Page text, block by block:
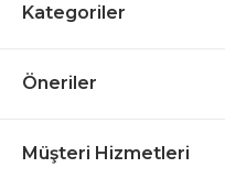
Kategoriler
Öneriler
Müşteri Hizmetleri